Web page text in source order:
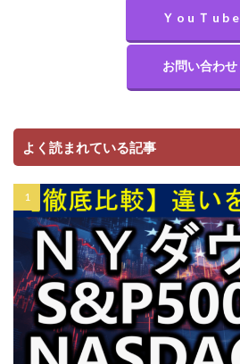
Ｙ o u Ｔ u b e
お問い合わせ
よく読まれている記事